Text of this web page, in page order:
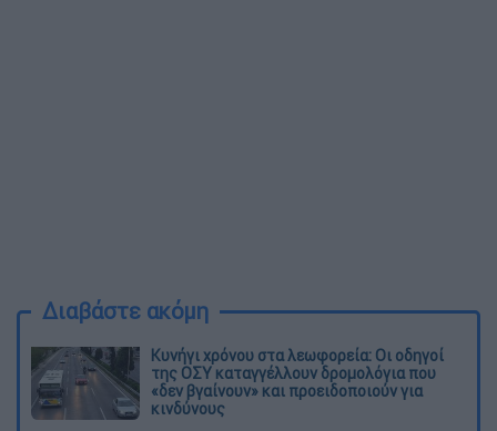
Διαβάστε ακόμη
Κυνήγι χρόνου στα λεωφορεία: Οι οδηγοί
της ΟΣΥ καταγγέλλουν δρομολόγια που
«δεν βγαίνουν» και προειδοποιούν για
κινδύνους